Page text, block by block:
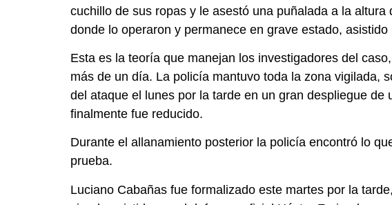
cuchillo de sus ropas y le asestó una puñalada a la
donde lo operaron y permanece en grave estado,
Esta es la teoría que manejan los investigadores del
más de un día. La policía mantuvo toda la zona vigilada,
del ataque el lunes por la tarde en un gran despliegue
finalmente fue reducido.
Durante el allanamiento posterior la policía encontró lo
prueba.
Luciano Cabañas fue formalizado este martes por la